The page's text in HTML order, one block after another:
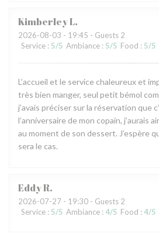
KimberleyL
2026-08-03 - 19:45 - Guests 2
Service : 5/5 Ambiance : 5/5 Food : 5/5
L’accueil et le service chaleureux et
très bien manger, seul petit bémol
j’avais préciser sur la réservation que
l’anniversaire de mon copain, j’aurais
au moment de son dessert. J’espère
sera le cas.
EddyR
2026-07-27 - 19:30 - Guests 2
Service : 5/5 Ambiance : 4/5 Food : 4/5